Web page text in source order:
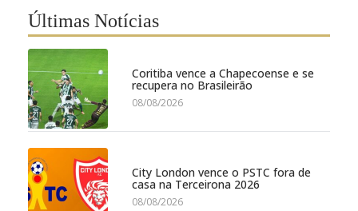
Últimas Notícias
Coritiba vence a Chapecoense e se
recupera no Brasileirão
08/08/2026
City London vence o PSTC fora de
casa na Terceirona 2026
08/08/2026